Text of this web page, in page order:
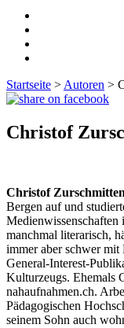
Startseite > Autoren >
Christof
Christof Zurschmitten
Bergen auf und
manchmal literarisch,
immer aber schwer
General-Interest-
Kulturzeugs. Ehemals
nahaufnahmen.ch.
Pädagogischen
seinem Sohn auch